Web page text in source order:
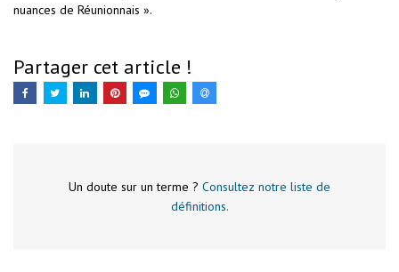
nuances de Réunionnais ».
Partager cet article !
Un doute sur un terme ? Consultez notre liste de
définitions.